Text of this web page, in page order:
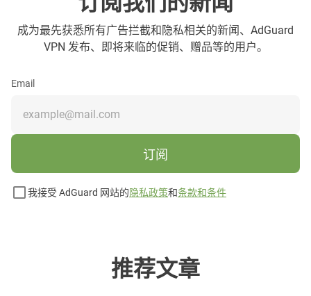
成为最先获悉所有广告拦截和隐私相关的新闻、AdGuard
VPN 发布、即将来临的促销、赠品等的用户。
Email
订阅
我接受 AdGuard 网站的隐私政策和条款和条件
推荐文章